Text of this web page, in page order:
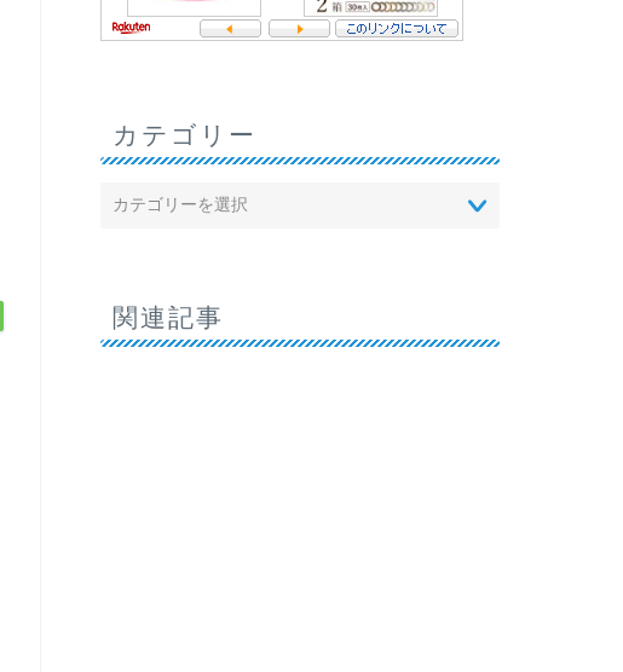
カテゴリー
関連記事